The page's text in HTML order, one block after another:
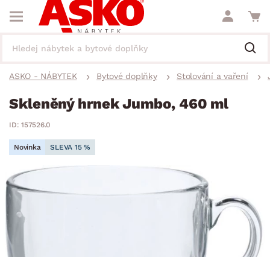
ASKO - NÁBYTEK Bytové doplňky Stolování a vaření
Skleněný hrnek Jumbo, 460 ml
ID: 157526.0
Novinka SLEVA 15 %